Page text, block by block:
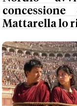
Mattarella lo